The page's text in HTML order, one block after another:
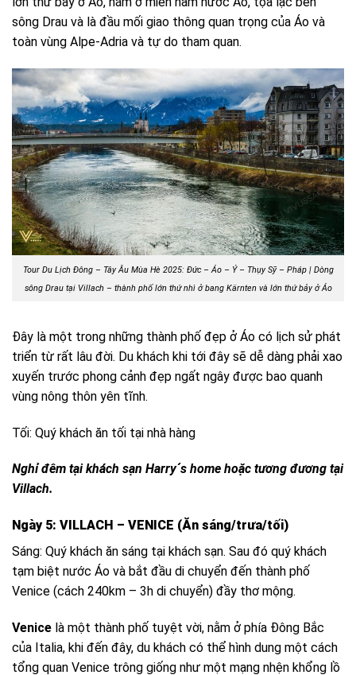
sông Drau và là đầu mối giao thông quan trọng của Áo và
toàn vùng Alpe-Adria và tự do tham quan.
Tour Du Lịch Đông – Tây Âu Mùa Hè 2025: Đức – Áo – Ý – Thụy Sỹ – Pháp | Dòng
sông Drau tại Villach – thành phố lớn thứ nhì ở bang Kärnten và lớn thứ bảy ở Áo
Đây là một trong những thành phố đẹp ở Áo có lịch sử phát
triển từ rất lâu đời. Du khách khi tới đây sẽ dễ dàng phải xao
xuyến trước phong cảnh đẹp ngất ngây được bao quanh
vùng nông thôn yên tĩnh.
Tối: Quý khách ăn tối tại nhà hàng
Nghỉ đêm tại khách sạn Harry´s home hoặc tương đương tại
Villach.
Ngày 5: VILLACH – VENICE (Ăn sáng/trưa/tối)
Sáng: Quý khách ăn sáng tại khách sạn. Sau đó quý khách
tạm biệt nước Áo và bắt đầu di chuyển đến thành phố
Venice (cách 240km – 3h di chuyển) đầy thơ mộng.
Venice là một thành phố tuyệt vời, nằm ở phía Đông Bắc
của Italia, khi đến đây, du khách có thể hình dung một cách
tổng quan Venice trông giống như một mạng nhện khổng lồ